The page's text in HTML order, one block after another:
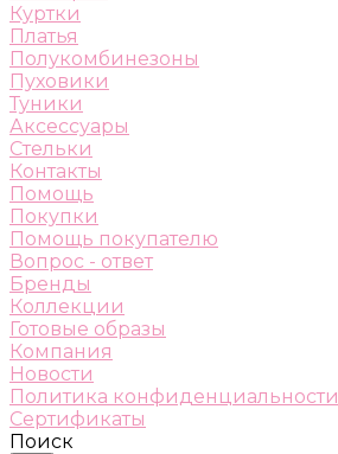
Куртки
Платья
Полукомбинезоны
Пуховики
Туники
Аксессуары
Стельки
Контакты
Помощь
Покупки
Помощь покупателю
Вопрос - ответ
Бренды
Коллекции
Готовые образы
Компания
Новости
Политика конфиденциальности
Сертификаты
Поиск